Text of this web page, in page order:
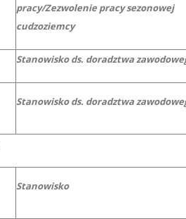
pracy/Zezwolenie pracy sezonowej
cudzoziemcy
Stanowisko ds. doradztwa
Stanowisko ds. doradztwa
Stanowisko